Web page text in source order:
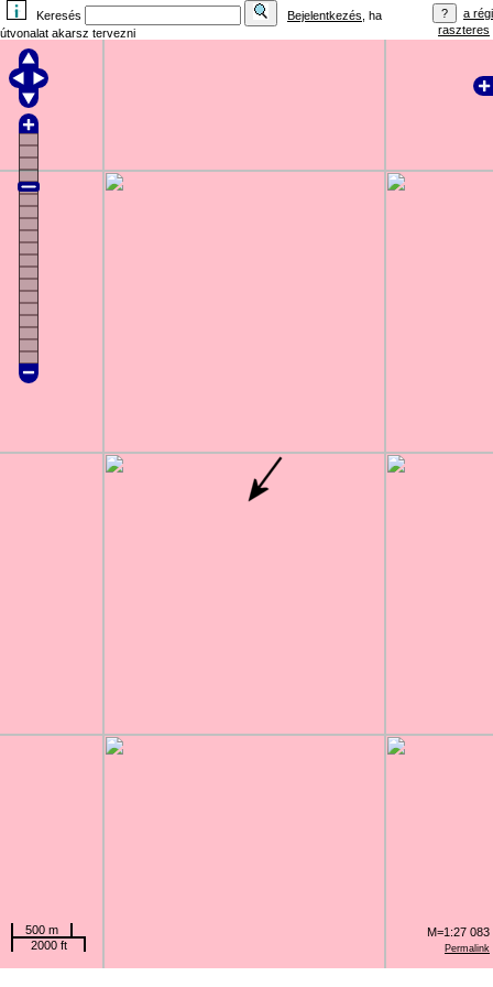
Keresés Bejelentkezés , ha
útvonalat akarsz tervezni
a régi
raszteres
Permalink
500 m
2000 ft
M=1:27 083